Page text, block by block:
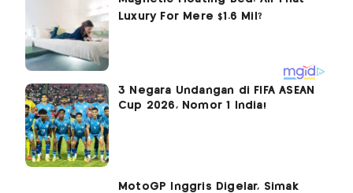
3 Negara Undangan di FIFA ASEAN
Cup 2026, Nomor 1 India!
MotoGP Inggris Digelar, Simak